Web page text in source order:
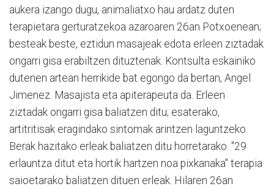
aukera izango dugu, animaliatxo hau ardatz duten
terapietara gerturatzekoa azaroaren 26an Potxoenean;
besteak beste, eztidun masajeak edota erleen ziztadak
ongarri gisa erabiltzen dituztenak. Kontsulta eskainiko
dutenen artean herrikide bat egongo da bertan, Angel
Jimenez. Masajista eta apiterapeuta da. Erleen
ziztadak ongarri gisa baliatzen ditu; esaterako,
artitritisak eragindako sintomak arintzen laguntzeko.
Berak hazitako erleak baliatzen ditu horretarako. "29
erlauntza ditut eta hortik hartzen noa pixkanaka" terapia
saioetarako baliatzen dituen erleak. Hilaren 26an